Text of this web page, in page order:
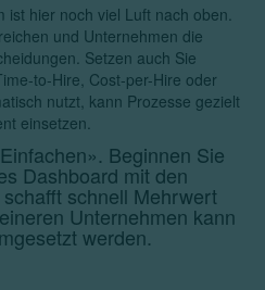
ist hier noch viel Luft nach oben.
und Unternehmen die
Setzen auch Sie
to-Hire, Cost-per-Hire oder
nutzt, kann Prozesse gezielt
einsetzen.
Beginnen Sie
Dashboard mit den
schnell Mehrwert
Unternehmen kann
werden.